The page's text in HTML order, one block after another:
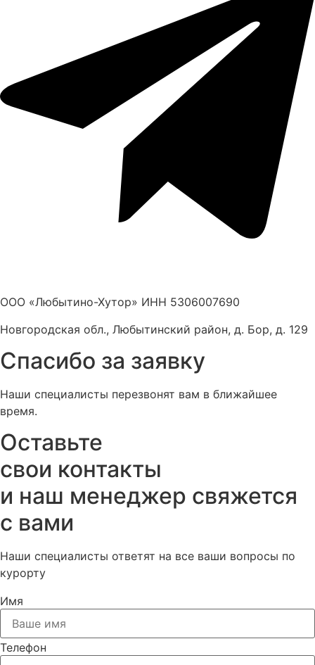
ООО «Любытино-Хутор» ИНН 5306007690
Новгородская обл., Любытинский район, д. Бор, д. 129
Спасибо за заявку
Наши специалисты перезвонят вам в ближайшее
время.
Оставьте
свои контакты
и наш менеджер свяжется
с вами
Наши специалисты ответят на все ваши вопросы по
курорту
Имя
Телефон